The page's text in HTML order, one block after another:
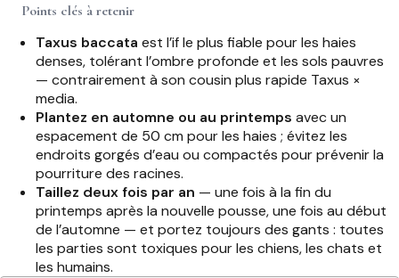
Points clés à retenir
Taxus baccata est l’if le plus fiable pour les haies
denses, tolérant l’ombre profonde et les sols pauvres
— contrairement à son cousin plus rapide Taxus ×
media.
Plantez en automne ou au printemps avec un
espacement de 50 cm pour les haies ; évitez les
endroits gorgés d’eau ou compactés pour prévenir la
pourriture des racines.
Taillez deux fois par an — une fois à la fin du
printemps après la nouvelle pousse, une fois au début
de l’automne — et portez toujours des gants : toutes
les parties sont toxiques pour les chiens, les chats et
les humains.